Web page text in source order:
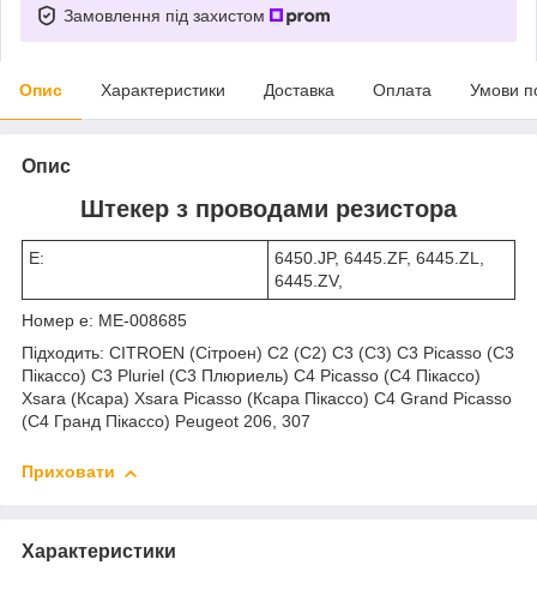
Замовлення під захистом
Опис Характеристики Доставка Оплата Умови
Опис
Штекер з проводами резистора
Е:
6450.JP, 6445.ZF, 6445.ZL,
6445.ZV,
Номер е: ME-008685
Підходить: CITROEN (Сітроен) C2 (C2) C3 (C3) C3 Picasso (C3
Пікассо) C3 Pluriel (C3 Плюриель) C4 Picasso (C4 Пікассо)
Xsara (Ксара) Xsara Picasso (Ксара Пікассо) C4 Grand Picasso
(C4 Гранд Пікассо) Peugeot 206, 307
Приховати
Характеристики